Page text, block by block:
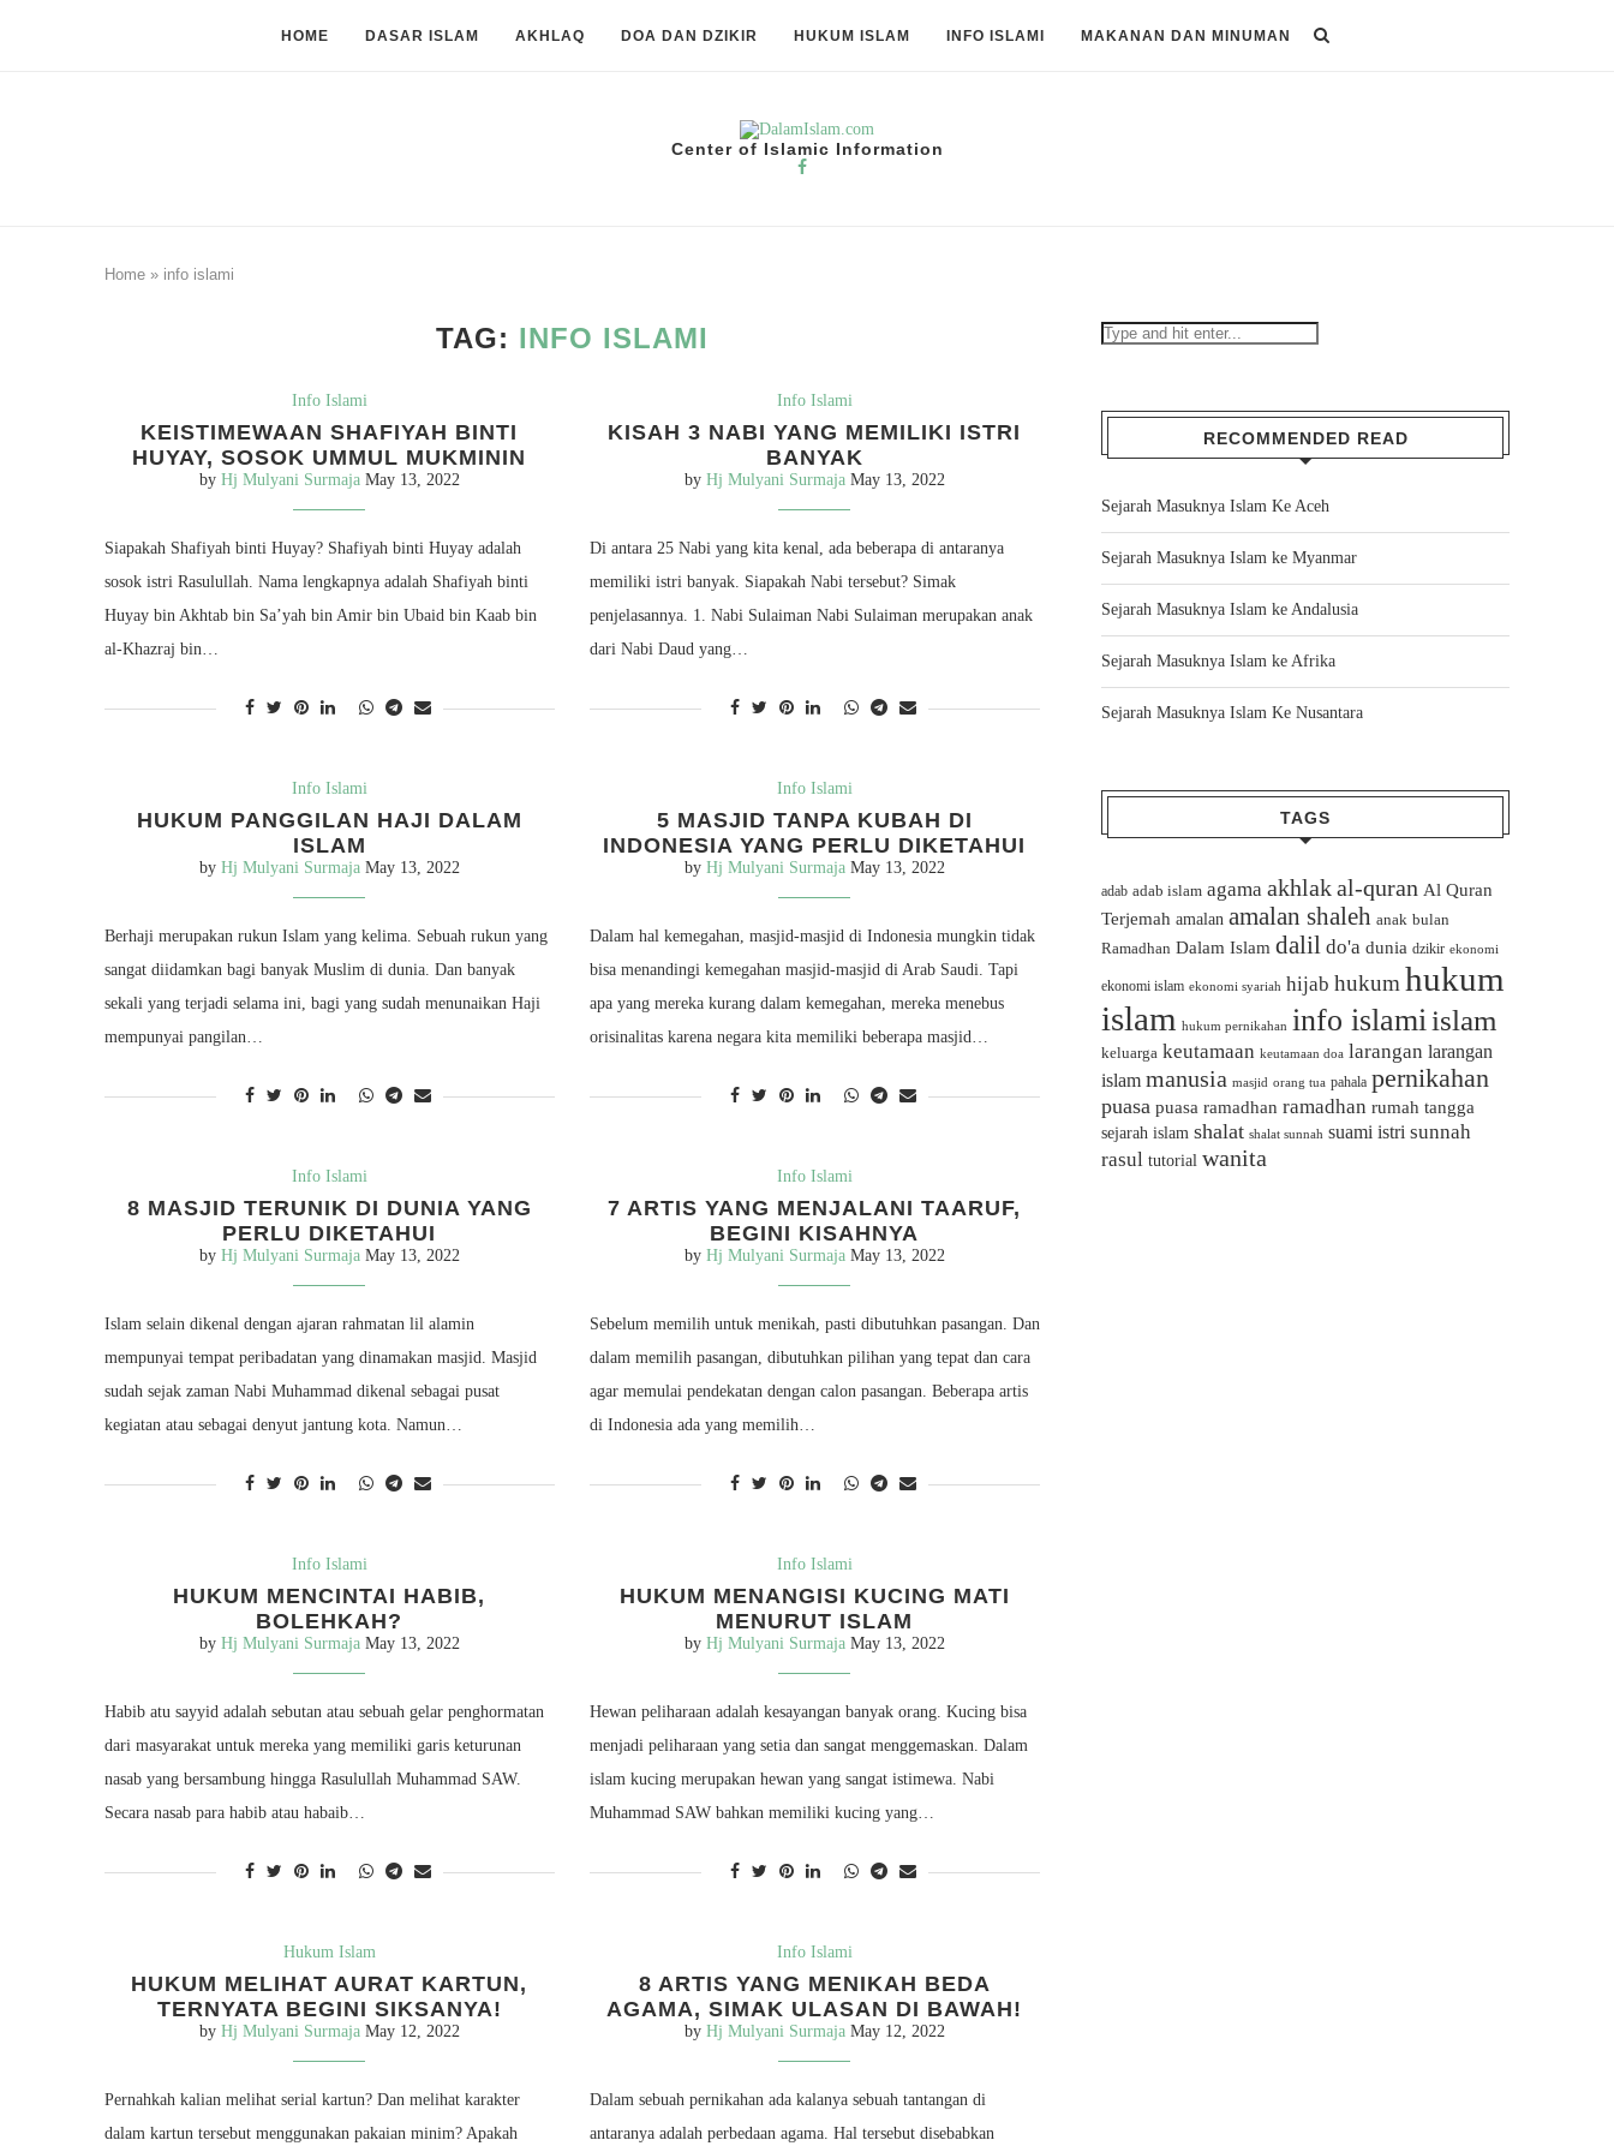
HOME DASAR ISLAM AKHLAQ DOA DAN DZIKIR HUKUM ISLAM INFO ISLAMI MAKANAN DAN MINUMAN
Center of Islamic Information
Home » info islami
TAG: INFO ISLAMI
Info Islami
KEISTIMEWAAN SHAFIYAH BINTI
HUYAY, SOSOK UMMUL MUKMININ
by Hj Mulyani Surmaja May 13, 2022
Siapakah Shafiyah binti Huyay? Shafiyah binti Huyay adalah
sosok istri Rasulullah. Nama lengkapnya adalah Shafiyah binti
Huyay bin Akhtab bin Sa’yah bin Amir bin Ubaid bin Kaab bin
al-Khazraj bin…
Info Islami
KISAH 3 NABI YANG MEMILIKI ISTRI
BANYAK
by Hj Mulyani Surmaja May 13, 2022
Di antara 25 Nabi yang kita kenal, ada beberapa di antaranya
memiliki istri banyak. Siapakah Nabi tersebut? Simak
penjelasannya. 1. Nabi Sulaiman Nabi Sulaiman merupakan anak
dari Nabi Daud yang…
Info Islami
HUKUM PANGGILAN HAJI DALAM
ISLAM
by Hj Mulyani Surmaja May 13, 2022
Berhaji merupakan rukun Islam yang kelima. Sebuah rukun yang
sangat diidamkan bagi banyak Muslim di dunia. Dan banyak
sekali yang terjadi selama ini, bagi yang sudah menunaikan Haji
mempunyai pangilan…
Info Islami
5 MASJID TANPA KUBAH DI
INDONESIA YANG PERLU DIKETAHUI
by Hj Mulyani Surmaja May 13, 2022
Dalam hal kemegahan, masjid-masjid di Indonesia mungkin tidak
bisa menandingi kemegahan masjid-masjid di Arab Saudi. Tapi
apa yang mereka kurang dalam kemegahan, mereka menebus
orisinalitas karena negara kita memiliki beberapa masjid…
Info Islami
8 MASJID TERUNIK DI DUNIA YANG
PERLU DIKETAHUI
by Hj Mulyani Surmaja May 13, 2022
Islam selain dikenal dengan ajaran rahmatan lil alamin
mempunyai tempat peribadatan yang dinamakan masjid. Masjid
sudah sejak zaman Nabi Muhammad dikenal sebagai pusat
kegiatan atau sebagai denyut jantung kota. Namun…
Info Islami
7 ARTIS YANG MENJALANI TAARUF,
BEGINI KISAHNYA
by Hj Mulyani Surmaja May 13, 2022
Sebelum memilih untuk menikah, pasti dibutuhkan pasangan. Dan
dalam memilih pasangan, dibutuhkan pilihan yang tepat dan cara
agar memulai pendekatan dengan calon pasangan. Beberapa artis
di Indonesia ada yang memilih…
Info Islami
HUKUM MENCINTAI HABIB,
BOLEHKAH?
by Hj Mulyani Surmaja May 13, 2022
Habib atu sayyid adalah sebutan atau sebuah gelar penghormatan
dari masyarakat untuk mereka yang memiliki garis keturunan
nasab yang bersambung hingga Rasulullah Muhammad SAW.
Secara nasab para habib atau habaib…
Info Islami
HUKUM MENANGISI KUCING MATI
MENURUT ISLAM
by Hj Mulyani Surmaja May 13, 2022
Hewan peliharaan adalah kesayangan banyak orang. Kucing bisa
menjadi peliharaan yang setia dan sangat menggemaskan. Dalam
islam kucing merupakan hewan yang sangat istimewa. Nabi
Muhammad SAW bahkan memiliki kucing yang…
Hukum Islam
HUKUM MELIHAT AURAT KARTUN,
TERNYATA BEGINI SIKSANYA!
by Hj Mulyani Surmaja May 12, 2022
Pernahkah kalian melihat serial kartun? Dan melihat karakter
dalam kartun tersebut menggunakan pakaian minim? Apakah
Info Islami
8 ARTIS YANG MENIKAH BEDA
AGAMA, SIMAK ULASAN DI BAWAH!
by Hj Mulyani Surmaja May 12, 2022
Dalam sebuah pernikahan ada kalanya sebuah tantangan di
antaranya adalah perbedaan agama. Hal tersebut disebabkan
RECOMMENDED READ
Sejarah Masuknya Islam Ke Aceh
Sejarah Masuknya Islam ke Myanmar
Sejarah Masuknya Islam ke Andalusia
Sejarah Masuknya Islam ke Afrika
Sejarah Masuknya Islam Ke Nusantara
TAGS
adab adab islam agama akhlakal-quran Al Quran
Terjemah amalan amalan shaleh anak bulan
Ramadhan Dalam Islam dalil do'a dunia dzikir ekonomi
ekonomi islam ekonomi syariah hijab hukum hukum
islam hukum pernikahan info islamiislam
keluarga keutamaan keutamaan doa larangan larangan
islam manusia masjid orang tua pahala pernikahan
puasa puasa ramadhan ramadhan rumah tangga
sejarah islam shalat shalat sunnah suami istri sunnah
rasul tutorial wanita